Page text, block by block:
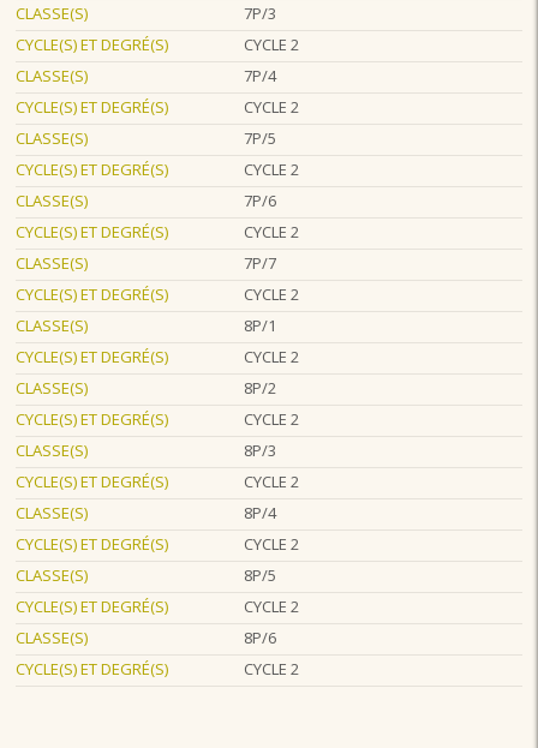
CLASSE(S)
7P/3
CYCLE(S) ET DEGRÉ(S)
CYCLE 2
CLASSE(S)
7P/4
CYCLE(S) ET DEGRÉ(S)
CYCLE 2
CLASSE(S)
7P/5
CYCLE(S) ET DEGRÉ(S)
CYCLE 2
CLASSE(S)
7P/6
CYCLE(S) ET DEGRÉ(S)
CYCLE 2
CLASSE(S)
7P/7
CYCLE(S) ET DEGRÉ(S)
CYCLE 2
CLASSE(S)
8P/1
CYCLE(S) ET DEGRÉ(S)
CYCLE 2
CLASSE(S)
8P/2
CYCLE(S) ET DEGRÉ(S)
CYCLE 2
CLASSE(S)
8P/3
CYCLE(S) ET DEGRÉ(S)
CYCLE 2
CLASSE(S)
8P/4
CYCLE(S) ET DEGRÉ(S)
CYCLE 2
CLASSE(S)
8P/5
CYCLE(S) ET DEGRÉ(S)
CYCLE 2
CLASSE(S)
8P/6
CYCLE(S) ET DEGRÉ(S)
CYCLE 2